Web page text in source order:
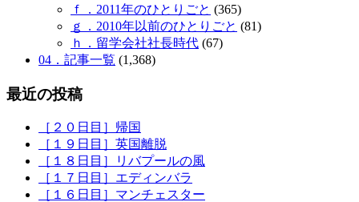
ｆ．2011年のひとりごと (365)
ｇ．2010年以前のひとりごと (81)
ｈ．留学会社社長時代 (67)
04．記事一覧 (1,368)
最近の投稿
［２０日目］帰国
［１９日目］英国離脱
［１８日目］リバプールの風
［１７日目］エディンバラ
［１６日目］マンチェスター